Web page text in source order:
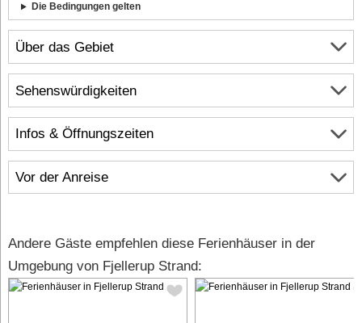
Über das Gebiet
Infos & Öffnungszeiten
Vor der Anreise
Die Bedingungen gelten
Sehenswürdigkeiten
Andere Gäste empfehlen diese Ferienhäuser in der
Umgebung von Fjellerup Strand: